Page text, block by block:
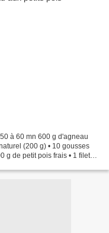
à 60 mn 600 g d'agneau
(200 g) • 10 gousses
g de petit pois frais • 1 filet